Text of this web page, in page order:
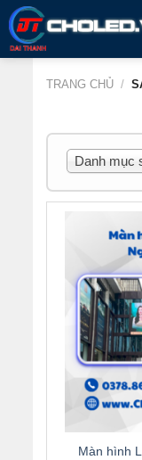
Skip
to
content
TRANG CHỦ /
Danh mục
Màn hình